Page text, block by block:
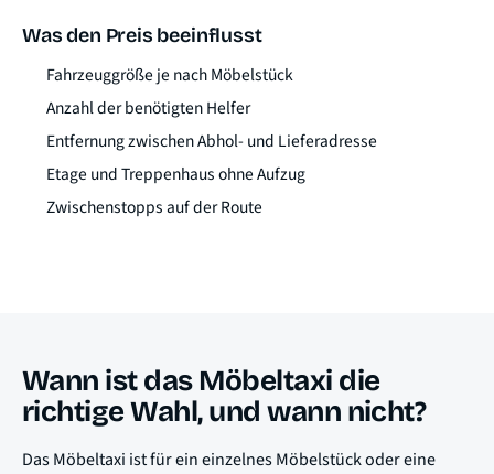
Was den Preis beeinflusst
Fahrzeuggröße je nach Möbelstück
Anzahl der benötigten Helfer
Entfernung zwischen Abhol- und Lieferadresse
Etage und Treppenhaus ohne Aufzug
Zwischenstopps auf der Route
Wann ist das Möbeltaxi die
richtige Wahl, und wann nicht?
Das Möbeltaxi ist für ein einzelnes Möbelstück oder eine